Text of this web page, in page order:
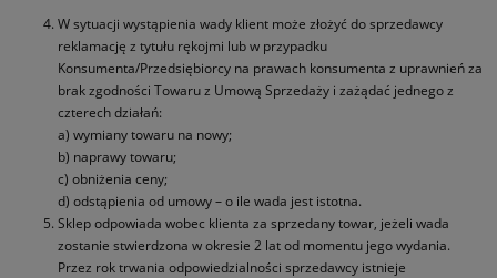
W sytuacji wystąpienia wady klient może złożyć do sprzedawcy
reklamację z tytułu rękojmi lub w przypadku
Konsumenta/Przedsiębiorcy na prawach konsumenta z uprawnień za
brak zgodności Towaru z Umową Sprzedaży i zażądać jednego z
czterech działań:
a) wymiany towaru na nowy;
b) naprawy towaru;
c) obniżenia ceny;
d) odstąpienia od umowy – o ile wada jest istotna.
Sklep odpowiada wobec klienta za sprzedany towar, jeżeli wada
zostanie stwierdzona w okresie 2 lat od momentu jego wydania.
Przez rok trwania odpowiedzialności sprzedawcy istnieje